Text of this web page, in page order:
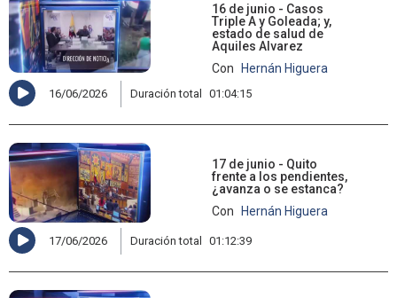
16 de junio - Casos
Triple A y Goleada; y,
estado de salud de
Aquiles Alvarez
Con
Hernán Higuera
16/06/2026 Duración total 01:04:15
17 de junio - Quito
frente a los pendientes,
¿avanza o se estanca?
Con
Hernán Higuera
17/06/2026 Duración total 01:12:39